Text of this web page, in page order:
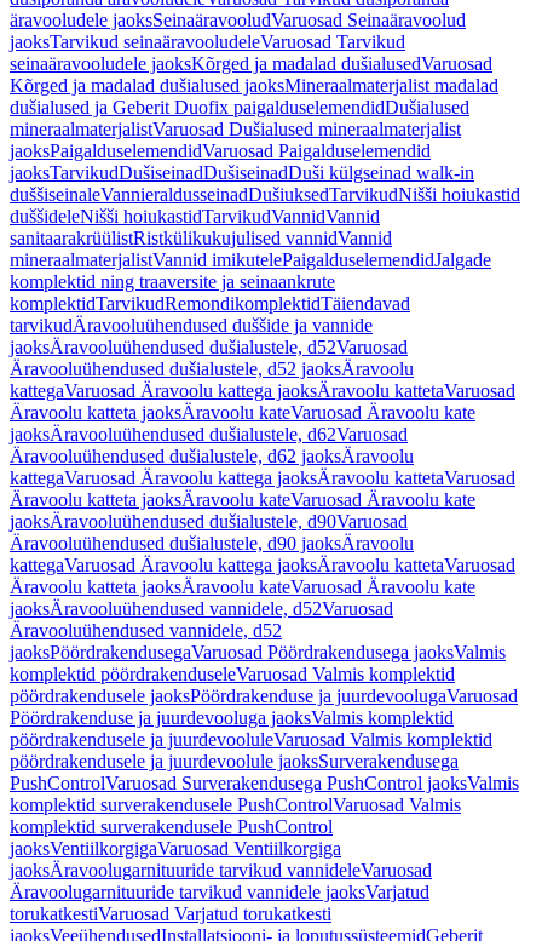
äravooludele jaoksSeinaäravooludVaruosad Seinaäravoolud
jaoksTarvikud seinaäravooludeleVaruosad Tarvikud
seinaäravooludele jaoksKõrged ja madalad dušialusedVaruosad
Kõrged ja madalad dušialused jaoksMineraalmaterjalist madalad
dušialused ja Geberit Duofix paigalduselemendidDušialused
mineraalmaterjalistVaruosad Dušialused mineraalmaterjalist
jaoksPaigalduselemendidVaruosad Paigalduselemendid
jaoksTarvikudDušiseinadDušiseinadDuši külgseinad walk-in
duššiseinaleVannieraldusseinadDušiuksedTarvikudNišši hoiukastid
duššideleNišši hoiukastidTarvikudVannidVannid
sanitaarakrüülistRistkülikukujulised vannidVannid
mineraalmaterjalistVannid imikutelePaigalduselemendidJalgade
komplektid ning traaversite ja seinaankrute
komplektidTarvikudRemondikomplektidTäiendavad
tarvikudÄravooluühendused duššide ja vannide
jaoksÄravooluühendused dušialustele, d52Varuosad
Äravooluühendused dušialustele, d52 jaoksÄravoolu
kattegaVaruosad Äravoolu kattega jaoksÄravoolu kattetaVaruosad
Äravoolu katteta jaoksÄravoolu kateVaruosad Äravoolu kate
jaoksÄravooluühendused dušialustele, d62Varuosad
Äravooluühendused dušialustele, d62 jaoksÄravoolu
kattegaVaruosad Äravoolu kattega jaoksÄravoolu kattetaVaruosad
Äravoolu katteta jaoksÄravoolu kateVaruosad Äravoolu kate
jaoksÄravooluühendused dušialustele, d90Varuosad
Äravooluühendused dušialustele, d90 jaoksÄravoolu
kattegaVaruosad Äravoolu kattega jaoksÄravoolu kattetaVaruosad
Äravoolu katteta jaoksÄravoolu kateVaruosad Äravoolu kate
jaoksÄravooluühendused vannidele, d52Varuosad
Äravooluühendused vannidele, d52
jaoksPöördrakendusegaVaruosad Pöördrakendusega jaoksValmis
komplektid pöördrakenduseleVaruosad Valmis komplektid
pöördrakendusele jaoksPöördrakenduse ja juurdevoolugaVaruosad
Pöördrakenduse ja juurdevooluga jaoksValmis komplektid
pöördrakendusele ja juurdevooluleVaruosad Valmis komplektid
pöördrakendusele ja juurdevoolule jaoksSurverakendusega
PushControlVaruosad Surverakendusega PushControl jaoksValmis
komplektid surverakendusele PushControlVaruosad Valmis
komplektid surverakendusele PushControl
jaoksVentiilkorgigaVaruosad Ventiilkorgiga
jaoksÄravoolugarnituuride tarvikud vannideleVaruosad
Äravoolugarnituuride tarvikud vannidele jaoksVarjatud
torukatkestiVaruosad Varjatud torukatkesti
jaoksVeeühendusedInstallatsiooni- ja loputussüsteemidGeberit